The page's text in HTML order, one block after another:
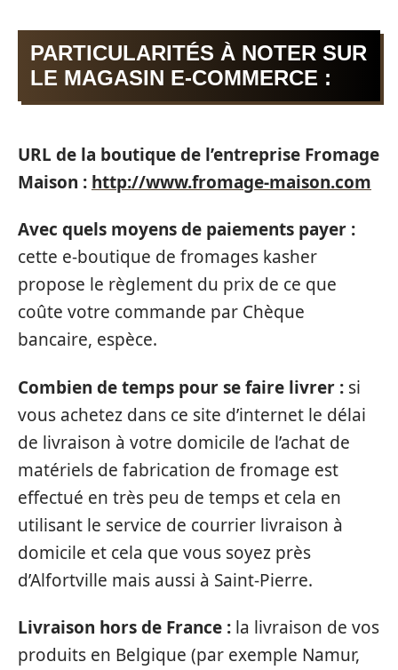
PARTICULARITÉS À NOTER SUR
LE MAGASIN E-COMMERCE :
URL de la boutique de l’entreprise Fromage
Maison : http://www.fromage-maison.com
Avec quels moyens de paiements payer :
cette e-boutique de fromages kasher
propose le règlement du prix de ce que
coûte votre commande par Chèque
bancaire, espèce.
Combien de temps pour se faire livrer : si
vous achetez dans ce site d’internet le délai
de livraison à votre domicile de l’achat de
matériels de fabrication de fromage est
effectué en très peu de temps et cela en
utilisant le service de courrier livraison à
domicile et cela que vous soyez près
d’Alfortville mais aussi à Saint-Pierre.
Livraison hors de France : la livraison de vos
produits en Belgique (par exemple Namur,